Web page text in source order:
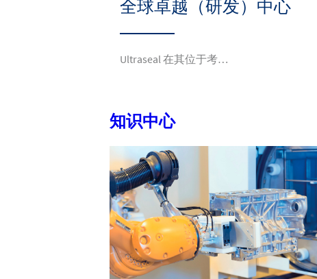
全球卓越（研发）中心
Ultraseal 在其位于考…
知识中心